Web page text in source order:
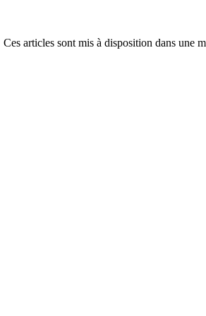
articles sont mis à disposition dans